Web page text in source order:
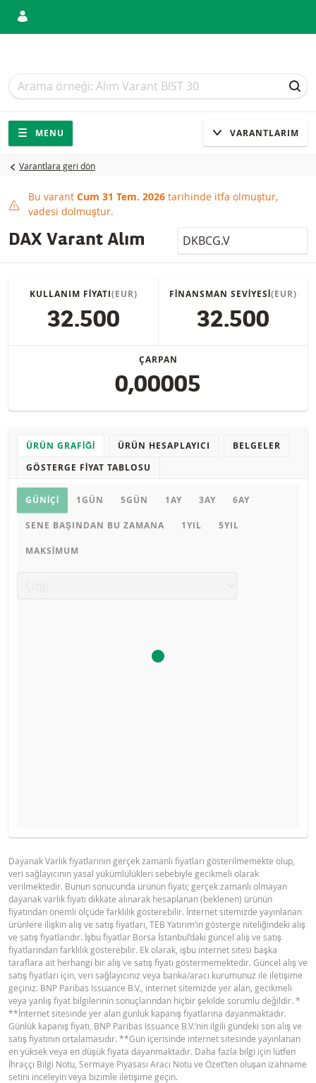
Arama
Arama
Gezinti
Sitede gezinti
MENU VARANTLARIM
Varantlara geri dön
This product has expired
Bu varant Cum 31 Tem. 2026 tarihinde itfa olmuştur,
vadesi dolmuştur.
DAX Varant Alım LocalCode
KULLANIM FIYATI(EUR)
32.500
FINANSMAN SEVIYESI(EUR)
32.500
ÇARPAN
0,00005
ÜRÜN GRAFIĞI ÜRÜN HESAPLAYICI
BELGELER
GÖSTERGE FIYAT TABLOSU
Ürün grafiği
GÜNIÇI 1GÜN 5GÜN 1AY 3AY 6AY
SENE BAŞINDAN BU ZAMANA 1YIL 5YIL
MAKSIMUM
Ürün primi doğru hesaplanamayacak kadar düşüktü,
YASAL DOKÜMANLAR
BNPP SPK ONAYLI OZET (12 MAYIS
2026 IHRACI)
BNPP SPK ONAYLI SERMAYE PIYASASI
ARACI NOTU (12 MAYIS 2026 IHRACI) 1
BNPP SPK ONAYLI SERMAYE PIYASASI
ARACI NOTU (12 MAYIS 2026 IHRACI) 2
PDF
FIYAT BILGISI
GÖSTERGE FIYAT TABLOSU
Gösterge fiyat hesaplanamadı.
Dayanak Varlık fiyatlarının gerçek zamanlı fiyatları gösterilmemekte olup,
veri sağlayıcının yasal yükümlülükleri sebebiyle gecikmeli olarak
verilmektedir. Bunun sonucunda ürünün fiyatı; gerçek zamanlı olmayan
dayanak varlık fiyatı dikkate alınarak hesaplanan (beklenen) ürünün
fiyatından önemli ölçüde farklılık gösterebilir. İnternet sitemizde yayınlanan
ürünlere ilişkin alış ve satış fiyatları, TEB Yatırım’ın gösterge niteliğindeki alış
ve satış fiyatlarıdır. İşbu fiyatlar Borsa İstanbul’daki güncel alış ve satış
fiyatlarından farklılık gösterebilir. Ek olarak, işbu internet sitesi başka
taraflara ait herhangi bir alış ve satış fiyatı göstermemektedir. Güncel alış ve
satış fiyatları için, veri sağlayıcınız veya banka/aracı kurumunuz ile iletişime
geçiniz. BNP Paribas Issuance B.V., internet sitemizde yer alan, gecikmeli
veya yanlış fiyat bilgilerinin sonuçlarından hiçbir şekilde sorumlu değildir. *
**İnternet sitesinde yer alan günlük kapanış fiyatlarına dayanmaktadır.
Günlük kapanış fiyatı, BNP Paribas Issuance B.V.’nin ilgili gündeki son alış ve
satış fiyatının ortalamasıdır. **Gün içerisinde internet sitesinde yayınlanan
en yüksek veya en düşük fiyata dayanmaktadır. Daha fazla bilgi için lütfen
İhraççı Bilgi Notu, Sermaye Piyasası Aracı Notu ve Özet’ten oluşan izahname
setini inceleyin veya bizimle iletişime geçin.